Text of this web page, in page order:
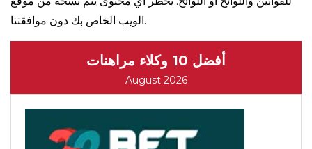
الويب الخاص بك دون موافقتنا.
أفضل 10 وكلاء مراهنات
August 2026